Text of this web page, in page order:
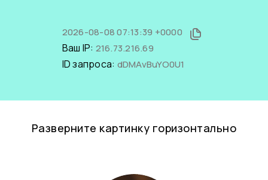
2026-08-08 07:13:39 +0000
Ваш IP: 216.73.216.69
ID запроса: dDMAvBuYO0U1
Разверните картинку горизонтально